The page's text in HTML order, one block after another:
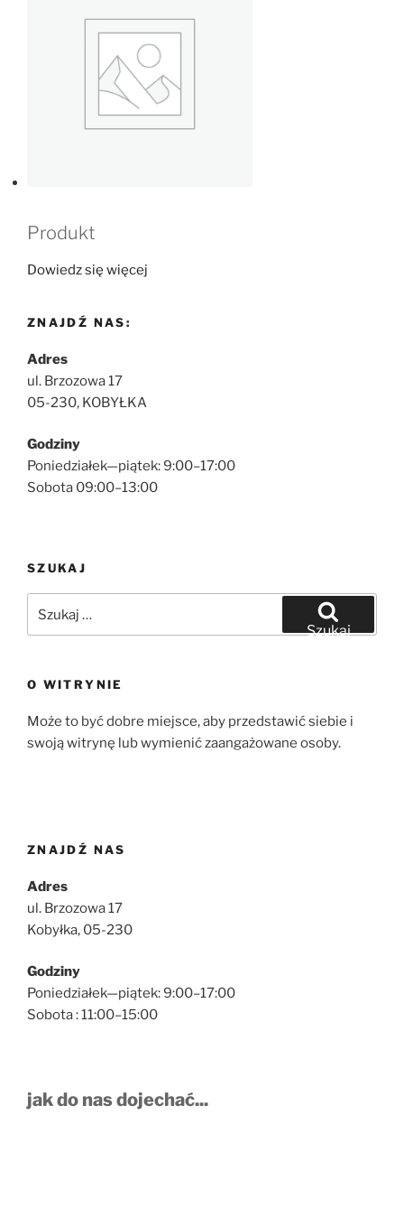
Produkt
Dowiedz się więcej
ZNAJDŹ NAS:
Adres
ul. Brzozowa 17
05-230, KOBYŁKA
Godziny
Poniedziałek—piątek: 9:00–17:00
Sobota 09:00–13:00
SZUKAJ
Szukaj
O WITRYNIE
Może to być dobre miejsce, aby przedstawić siebie i
swoją witrynę lub wymienić zaangażowane osoby.
ZNAJDŹ NAS
Adres
ul. Brzozowa 17
Kobyłka, 05-230
Godziny
Poniedziałek—piątek: 9:00–17:00
Sobota : 11:00–15:00
jak do nas dojechać...